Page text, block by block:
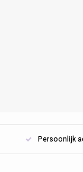
Persoonlijk